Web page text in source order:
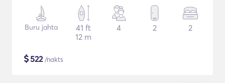
Buru jahta
41 ft
12 m
4 2 2
$522/nakts